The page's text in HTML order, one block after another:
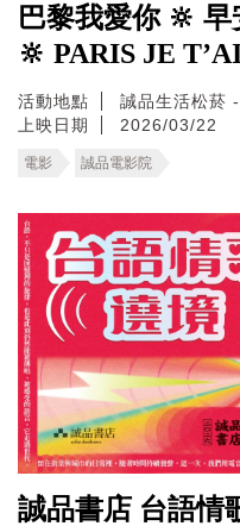
巴黎我愛你 🔆
🔆 PARIS JE
活動地點
誠品生活松菸
上映日期
2026/03/22
電影 誠品電影院
誠品書店 台語情